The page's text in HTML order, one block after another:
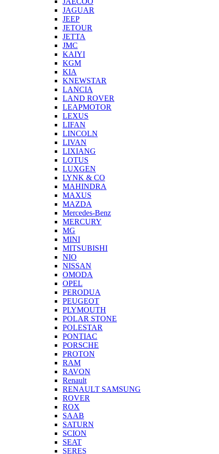
JAGUAR
JEEP
JETOUR
JETTA
JMC
KAIYI
KGM
KIA
KNEWSTAR
LANCIA
LAND ROVER
LEAPMOTOR
LEXUS
LIFAN
LINCOLN
LIVAN
LIXIANG
LOTUS
LUXGEN
LYNK & CO
MAHINDRA
MAXUS
MAZDA
Mercedes-Benz
MERCURY
MG
MINI
MITSUBISHI
NIO
NISSAN
OMODA
OPEL
PERODUA
PEUGEOT
PLYMOUTH
POLAR STONE
POLESTAR
PONTIAC
PORSCHE
PROTON
RAM
RAVON
Renault
RENAULT SAMSUNG
ROVER
ROX
SAAB
SATURN
SCION
SEAT
SERES